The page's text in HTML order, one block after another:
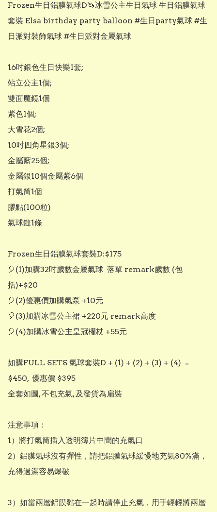
Frozen生日鋁膜氣球D🦄冰雪公主生日氣球 生日鋁膜氣球
套裝 Elsa birthday party balloon #生日party氣球 #生
日派對裝飾氣球 #生日派對金屬氣球
16吋銀色生日快樂1套;
站立公主1個;
雙面魔鏡1個
紫色1個;
大雪花2個;
10吋四角星銀3個;
金屬藍25個;
金屬銀10個金屬紫6個
打氣筒1個
膠點(100粒)
氣球鏈1條
Frozen生日鋁膜氣球套裝D:$175
🎈(1)加購32吋歲數金屬氣球  落單 remark歲數 (包
括)+$20
🎈(2)優惠價加購氣泵 +10元
🎈(3)加購冰雪公主裙 +220元 remark高度
🎈(4)加購冰雪公主皇冠權杖 +55元
如購FULL SETS 氣球套裝D + (1) + (2) + (3) + (4)  =
$450,  優惠價 $395
全套如圖, 不包充氣, 及發貨為扁裝
注意事項：
1）將打氣筒插入透明簿片中間的充氣口
2）鋁膜氣球沒有彈性，請把鋁膜氣球緩慢地充氣80%滿，
充得過滿容易爆破
3）如當兩層鋁膜黏在一起時請停止充氣，用手輕輕將兩層